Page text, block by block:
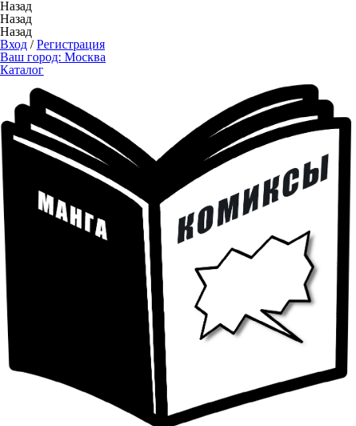
Назад
Назад
Назад
Вход /Регистрация
Ваш город: Москва
Каталог